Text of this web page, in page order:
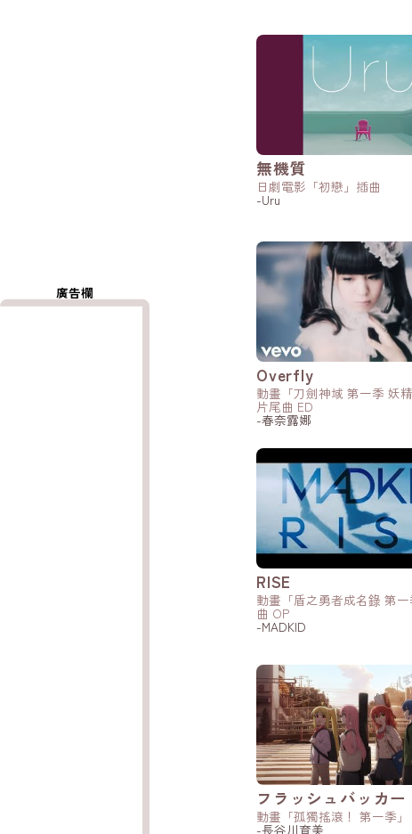
無機質
日劇電影「初戀」插曲
-Uru
Overfly
動畫「刀劍神域 第一季 妖精
片尾曲 ED
-春奈露娜
RISE
動畫「盾之勇者成名錄 第
曲 OP
-MADKID
フラッシュバッカー
動畫「孤獨搖滾！ 第一季」
-長谷川育美
廣告欄